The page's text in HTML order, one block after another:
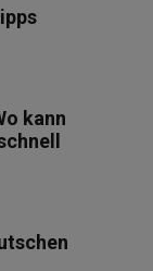
kann